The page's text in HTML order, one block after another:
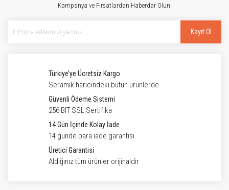
Kampanya ve Fırsatlardan Haberdar Olun!
Kayıt Ol
Türkiye’ye Ücretsiz Kargo
Seramik haricindeki bütün ürünlerde
Güvenli Ödeme Sistemi
256 BIT SSL Sertifika
14 Gün İçinde Kolay İade
14 günde para iade garantisi
Üretici Garantisi
Aldığınız tüm ürünler orijinaldir